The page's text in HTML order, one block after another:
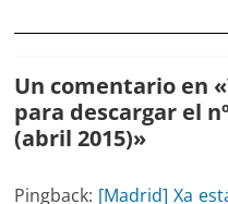
Un comentario en «
para descargar el
(abril 2015)»
Pingback: [Madrid] Xa